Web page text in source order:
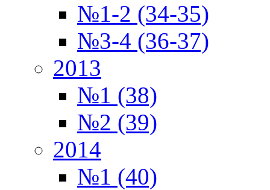
№1-2 (34-35)
№3-4 (36-37)
2013
№1 (38)
№2 (39)
2014
№1 (40)